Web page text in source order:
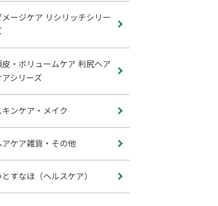
メージケア リシリッチシリー
皮・ボリュームケア 利尻ヘア
アシリーズ
キンケア・メイク
アケア雑貨・その他
とすなほ（ヘルスケア）